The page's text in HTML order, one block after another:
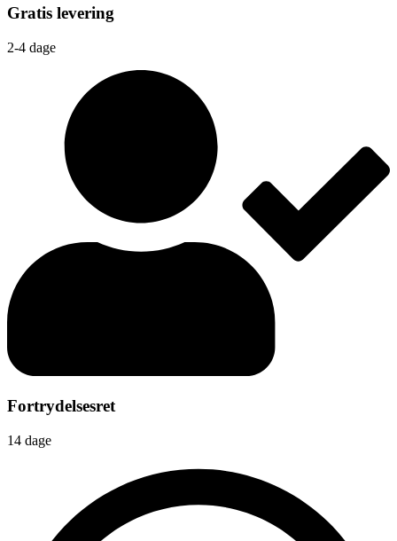
Gratis levering
2-4 dage
Fortrydelsesret
14 dage